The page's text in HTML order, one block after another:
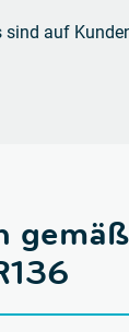
sind auf